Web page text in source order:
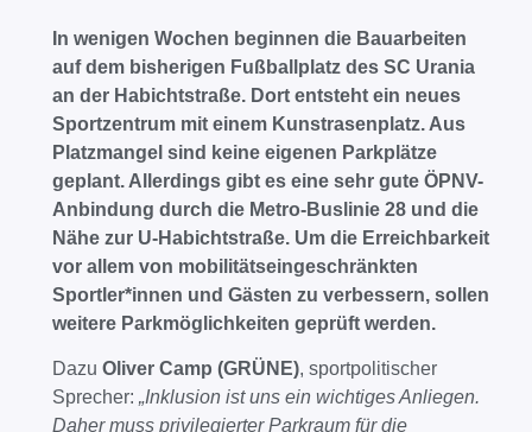
In wenigen Wochen beginnen die Bauarbeiten
auf dem bisherigen Fußballplatz des SC Urania
an der Habichtstraße. Dort entsteht ein neues
Sportzentrum mit einem Kunstrasenplatz. Aus
Platzmangel sind keine eigenen Parkplätze
geplant. Allerdings gibt es eine sehr gute ÖPNV-
Anbindung durch die Metro-Buslinie 28 und die
Nähe zur U-Habichtstraße. Um die Erreichbarkeit
vor allem von mobilitätseingeschränkten
Sportler*innen und Gästen zu verbessern, sollen
weitere Parkmöglichkeiten geprüft werden.
Dazu Oliver Camp (GRÜNE), sportpolitischer
Sprecher: „Inklusion ist uns ein wichtiges Anliegen.
Daher muss privilegierter Parkraum für die